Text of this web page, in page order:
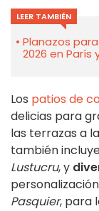
LEER TAMBIÉN
Planazos
2026 en París
Los patios de
delicias para
las terrazas a
también
Lustucru, y
Pasquier, para